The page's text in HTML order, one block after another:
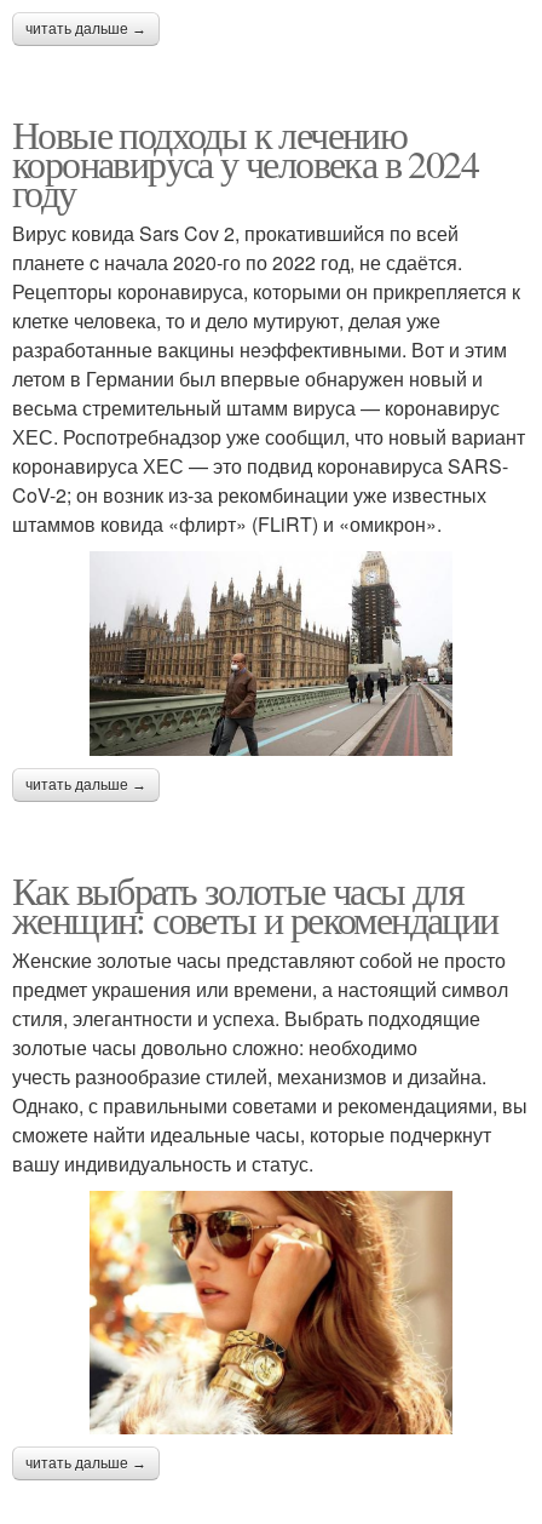
читать дальше →
Новые подходы к лечению
коронавируса у человека в 2024
году
Вирус ковида Sars Cov 2, прокатившийся по всей
планете c начала 2020-го по 2022 год, не сдаётся.
Рецепторы коронавируса, которыми он прикрепляется к
клетке человека, то и дело мутируют, делая уже
разработанные вакцины неэффективными. Вот и этим
летом в Германии был впервые обнаружен новый и
весьма стремительный штамм вируса — коронавирус
ХЕС. Роспотребнадзор уже сообщил, что новый вариант
коронавируса ХЕС — это подвид коронавируса SARS-
CoV-2; он возник из-за рекомбинации уже известных
штаммов ковида «флирт» (FLiRT) и «омикрон».
читать дальше →
Как выбрать золотые часы для
женщин: советы и рекомендации
Женские золотые часы представляют собой не просто
предмет украшения или времени, а настоящий символ
стиля, элегантности и успеха. Выбрать подходящие
золотые часы довольно сложно: необходимо
учесть разнообразие стилей, механизмов и дизайна.
Однако, с правильными советами и рекомендациями, вы
сможете найти идеальные часы, которые подчеркнут
вашу индивидуальность и статус.
читать дальше →